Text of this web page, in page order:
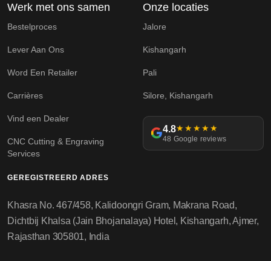
Werk met ons samen
Bestelproces
Lever Aan Ons
Word Een Retailer
Carrières
Vind een Dealer
CNC Cutting & Engraving
Services
Onze locaties
Jalore
Kishangarh
Pali
Silore, Kishangarh
4.8★★★★★
48 Google reviews
GEREGISTREERD ADRES
Khasra No. 467/458, Kalidoongri Gram, Makrana Road,
Dichtbij Khalsa (Jain Bhojanalaya) Hotel, Kishangarh, Ajmer,
Rajasthan 305801, India